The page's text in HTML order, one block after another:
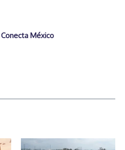
México